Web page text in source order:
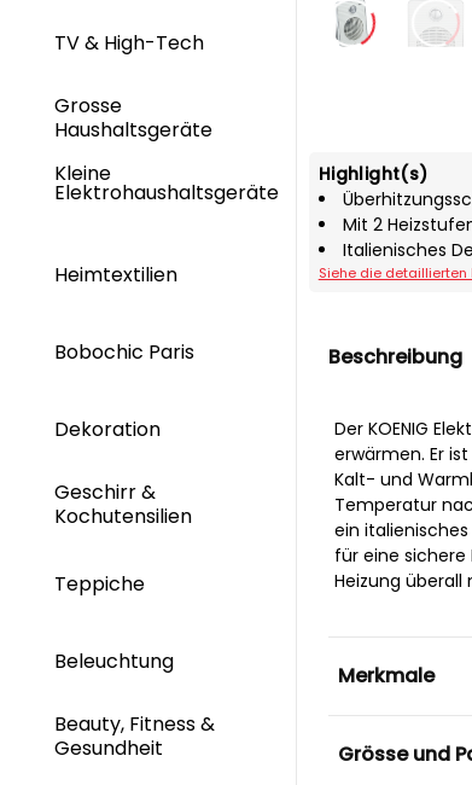
TV & High-Tech
Grosse
Haushaltsgeräte
Kleine
Elektrohaushaltsgeräte
Heimtextilien
Bobochic Paris
Dekoration
Geschirr &
Kochutensilien
Teppiche
Beleuchtung
Beauty, Fitness &
Gesundheit
Highlight(s)
Mit 2
Italienisches
Siehe die detaillierten
Beschreibung
Der KOENIG
erwärmen. Er
Kalt- und
Temperatur
ein
für eine sichere
Heizung überall
Merkmale
Grösse und